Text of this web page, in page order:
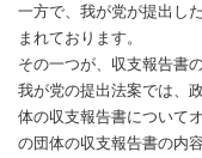
一方で、我が党が提出し
まれております。
その一つが、収支報告書
我が党の提出法案では、
体の収支報告書について
の団体の収支報告書の内